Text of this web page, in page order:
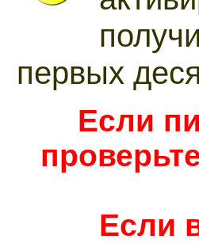
первых
Если
Если в